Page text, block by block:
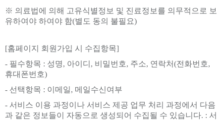
※ 의료법에 의해 고유식별정보 및 진료정보를 의무적으로 보
유하여야 하여야 함(별도 동의 불필요)
[홈페이지 회원가입 시 수집항목]
- 필수항목 : 성명, 아이디, 비밀번호, 주소, 연락처(전화번호,
휴대폰번호)
- 선택항목 : 이메일, 메일수신여부
- 서비스 이용 과정이나 서비스 제공 업무 처리 과정에서 다음
과 같은 정보들이 자동으로 생성되어 수집될 수 있습니다. : 서